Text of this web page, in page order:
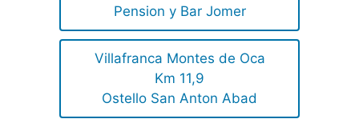
Pension y Bar Jomer
Villafranca Montes de Oca
Km 11,9
Ostello San Anton Abad